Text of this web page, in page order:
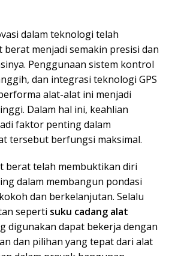
dalam teknologi telah
menjadi semakin presisi dan
Penggunaan sistem kontrol
dan integrasi teknologi GPS
alat-alat ini menjadi
Dalam hal ini, keahlian
faktor penting dalam
tersebut berfungsi maksimal.
berat telah membuktikan diri
dalam membangun pondasi
dan berkelanjutan. Selalu
seperti suku cadang alat
digunakan dapat bekerja dengan
dan pilihan yang tepat dari alat